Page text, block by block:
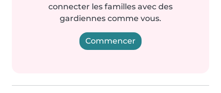
connecter les familles avec des
gardiennes comme vous.
Commencer